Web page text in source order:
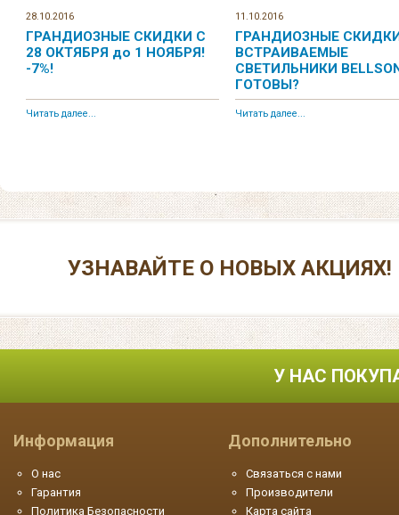
28.10.2016
ГРАНДИОЗНЫЕ СКИДКИ С
28 ОКТЯБРЯ до 1 НОЯБРЯ!
-7%!
Читать далее...
11.10.2016
ГРАНДИОЗНЫЕ
ВСТРАИВАЕМЫЕ
СВЕТИЛЬНИКИ
ГОТОВЫ?
Читать далее...
УЗНАВАЙТЕ О НОВЫХ АКЦИЯХ!
У НАС
Информация
О нас
Гарантия
Политика Безопасности
Дополнительно
Связаться с нами
Производители
Карта сайта